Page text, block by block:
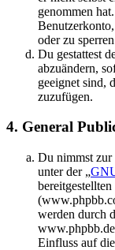
genommen
oder zu
Du gestattest
abzuändern,
geeignet sind,
zuzufügen.
4. General
Du nimmst zur
unter der „
werden durch
Einfluss auf